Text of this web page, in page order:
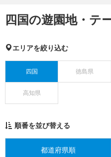
四国の遊園地・テ
エリアを絞り込む
四国 徳島県
高知県
順番を並び替える
都道府県順